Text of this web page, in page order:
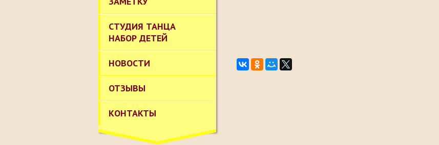
СТУДИЯ ТАНЦА
НАБОР ДЕТЕЙ
НОВОСТИ
ОТЗЫВЫ
КОНТАКТЫ